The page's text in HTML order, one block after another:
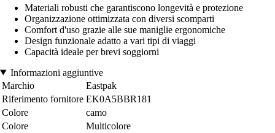
Materiali robusti che garantiscono longevità e protezione
Organizzazione ottimizzata con diversi scomparti
Comfort d'uso grazie alle sue maniglie ergonomiche
Design funzionale adatto a vari tipi di viaggi
Capacità ideale per brevi soggiorni
Informazioni aggiuntive
Marchio
Eastpak
Riferimento fornitore EK0A5BBR181
Colore
camo
Colore
Multicolore